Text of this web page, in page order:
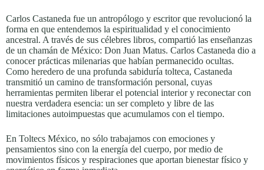
Carlos Castaneda fue un antropólogo y escritor que revolucionó la
forma en que entendemos la espiritualidad y el conocimiento
ancestral. A través de sus célebres libros, compartió las enseñanzas
de un chamán de México: Don Juan Matus. Carlos Castaneda dio a
conocer prácticas milenarias que habían permanecido ocultas.
Como heredero de una profunda sabiduría tolteca, Castaneda
transmitió un camino de transformación personal, cuyas
herramientas permiten liberar el potencial interior y reconectar con
nuestra verdadera esencia: un ser completo y libre de las
limitaciones autoimpuestas que acumulamos con el tiempo.
En Toltecs México, no sólo trabajamos con emociones y
pensamientos sino con la energía del cuerpo, por medio de
movimientos físicos y respiraciones que aportan bienestar físico y